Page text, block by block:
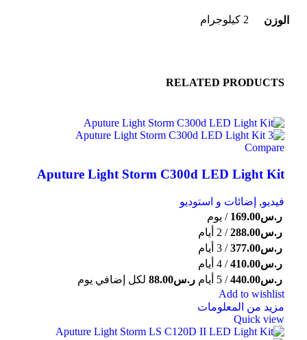
الوزن 2 كيلوجرام
RELATED PRODUCTS
Compare
Aputure Light Storm C300d LED Light Kit
فيديو, إضائات و استوديو
ر.س169.00 / يوم
ر.س288.00/ 2 أيام
ر.س377.00/ 3 أيام
ر.س410.00/ 4 أيام
ر.س440.00/ 5 أيام ر.س88.00 لكل إضافي يوم
Add to wishlist
مزيد من المعلومات
Quick view